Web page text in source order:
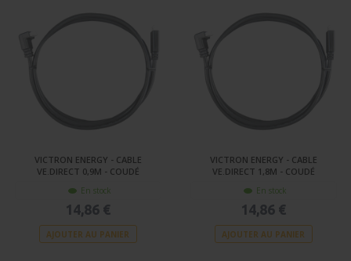
VICTRON ENERGY - CABLE
VE.DIRECT 0,9M - COUDÉ
En stock
14,86 €
AJOUTER AU PANIER
VICTRON ENERGY - CABLE
VE.DIRECT 1,8M - COUDÉ
En stock
14,86 €
AJOUTER AU PANIER